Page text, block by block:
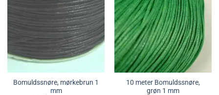
Bomuldssnøre, mørkebrun 1
mm
10 meter Bomuldssnøre,
grøn 1 mm